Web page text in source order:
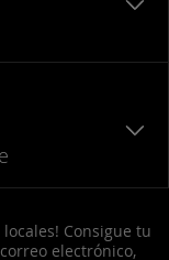
Consigue tu
electrónico,